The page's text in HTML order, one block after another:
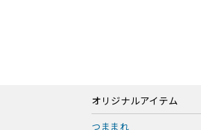
オリジナルアイテム
つままれ